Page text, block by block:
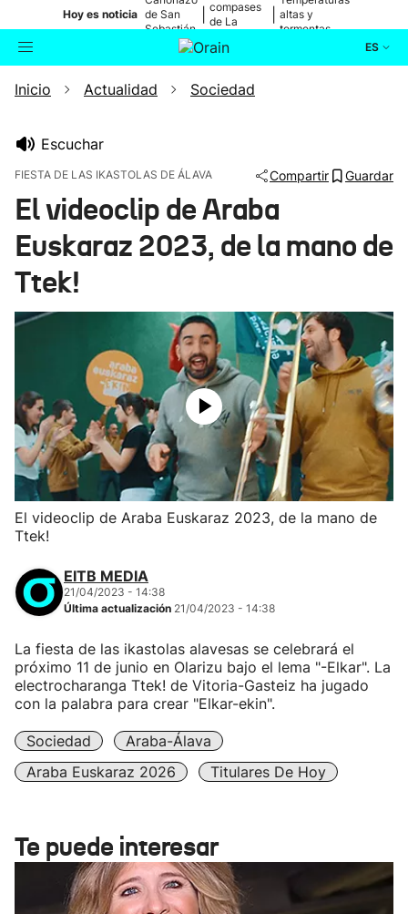
Hoy es noticia de San
Sebastián
compases
de La
altas y
tormentas
ES
Buscador Actualidad
Ikusmiran
Inicio Actualidad Sociedad
Escuchar
FIESTA DE LAS IKASTOLAS DE ÁLAVA Compartir Guardar
El videoclip de Araba
Euskaraz 2023, de la mano de
Ttek!
El videoclip de Araba Euskaraz 2023, de la mano de
Ttek!
EITB MEDIA
21/04/2023 - 14:38
Última actualización 21/04/2023 - 14:38
La fiesta de las ikastolas alavesas se celebrará el
próximo 11 de junio en Olarizu bajo el lema "-Elkar". La
electrocharanga Ttek! de Vitoria-Gasteiz ha jugado
con la palabra para crear "Elkar-ekin".
Sociedad
Araba-Álava
Araba Euskaraz 2026
Titulares De Hoy
Te puede interesar